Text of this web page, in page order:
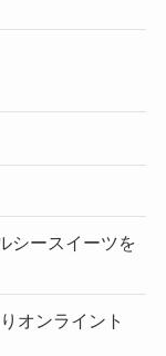
シースイーツを
オンライント